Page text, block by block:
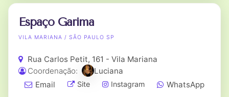
Espaço Garima
VILA MARIANA / SÃO PAULO SP
Rua Carlos Petit, 161 - Vila Mariana
Coordenação:
Luciana
Email
Site Instagram WhatsApp